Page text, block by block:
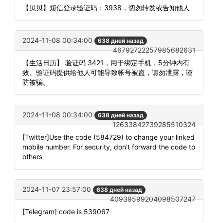
【贝贝】短信登录验证码：3938，切勿转发或告知他人
2024-11-08 00:34:00 638 дней назад
46792722257985682631
【生活日历】 验证码 3421，用于绑定手机，5分钟内有
效。验证码提供给他人可能导致帐号被盗，请勿泄露，谨
防被骗。
2024-11-08 00:34:00 638 дней назад
12633842739285510324
[Twitter]Use the code (584729) to change your linked
mobile number. For security, don't forward the code to
others
2024-11-07 23:57:00 638 дней назад
40939599204098507247
[Telegram] code is 539067